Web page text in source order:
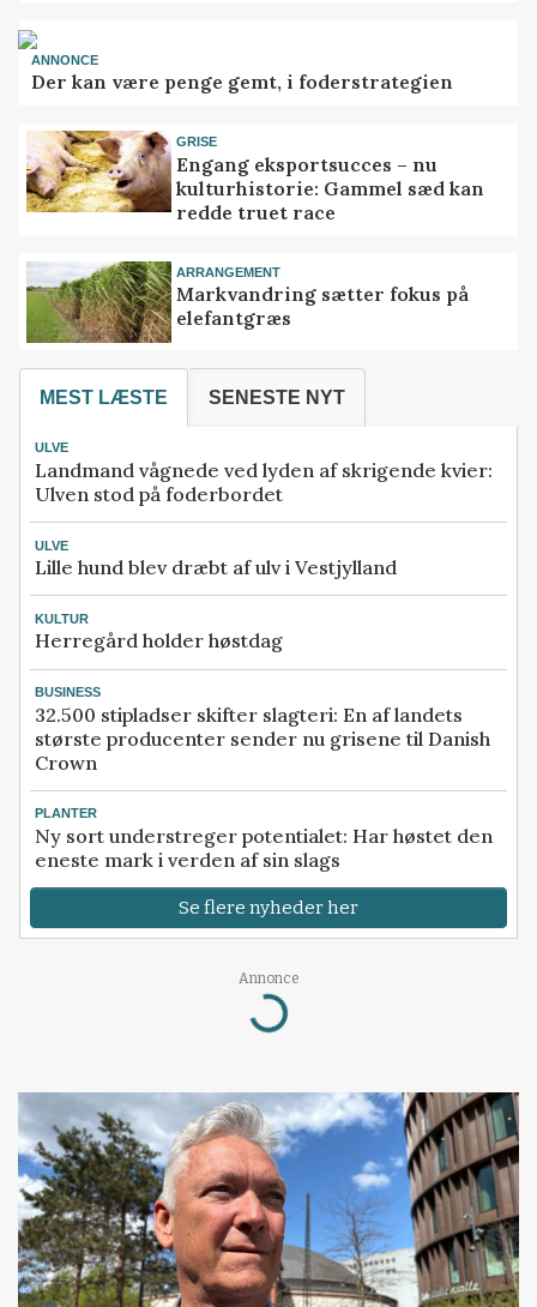
ANNONCE
Der kan være penge gemt, i foderstrategien
GRISE
Engang eksportsucces – nu
kulturhistorie: Gammel sæd kan
redde truet race
ARRANGEMENT
Markvandring sætter fokus på
elefantgræs
MEST LÆSTE SENESTE NYT
ULVE
Landmand vågnede ved lyden af skrigende kvier:
Ulven stod på foderbordet
ULVE
Lille hund blev dræbt af ulv i Vestjylland
KULTUR
Herregård holder høstdag
BUSINESS
32.500 stipladser skifter slagteri: En af landets
største producenter sender nu grisene til Danish
Crown
PLANTER
Ny sort understreger potentialet: Har høstet den
eneste mark i verden af sin slags
Se flere nyheder her
Annonce
Loading...